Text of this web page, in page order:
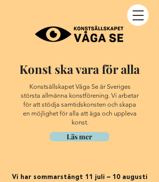
Konst ska vara för alla
Konstsällskapet Våga Se är Sveriges
största allmänna konstförening. Vi arbetar
för att stödja samtidskonsten och skapa
en möjlighet för alla att äga och uppleva
konst.
Läs mer
Vi har sommarstängt 11 juli – 10 augusti